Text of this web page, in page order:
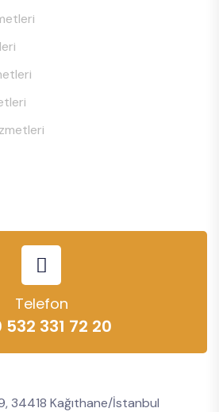
Telefon
532 331 72 20
34418 Kağıthane/İstanbul